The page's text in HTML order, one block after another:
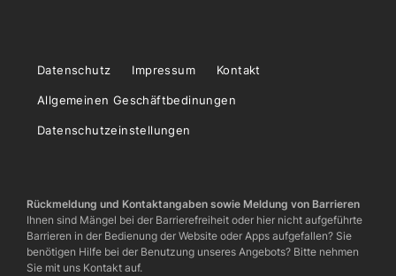
Datenschutz Impressum Kontakt
Allgemeinen Geschäftbedinungen
Datenschutzeinstellungen
Rückmeldung und Kontaktangaben sowie Meldung von Barrieren
Ihnen sind Mängel bei der Barrierefreiheit oder hier nicht aufgeführte
Barrieren in der Bedienung der Website oder Apps aufgefallen? Sie
benötigen Hilfe bei der Benutzung unseres Angebots? Bitte nehmen
Sie mit uns Kontakt auf.